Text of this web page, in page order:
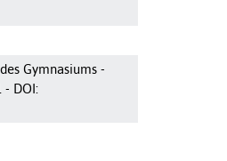
Gymnasiums -
- DOI: